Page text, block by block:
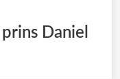
Daniel